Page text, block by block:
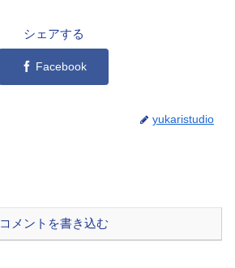
シェアする
Facebook
yukaristudio
コメントを書き込む